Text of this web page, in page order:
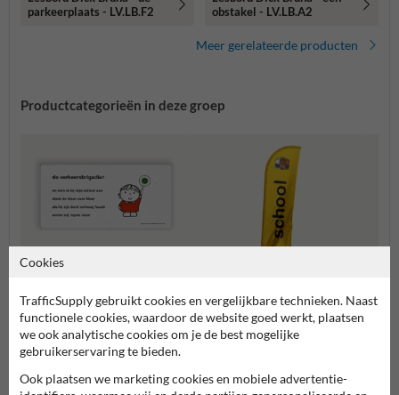
parkeerplaats - LV.LB.F2
obstakel - LV.LB.A2
Meer gerelateerde producten
Productcategorieën in deze groep
Lesborden
Beachflags
Dick Bruna producten
Cookies
TrafficSupply gebruikt cookies en vergelijkbare technieken. Naast
functionele cookies, waardoor de website goed werkt, plaatsen
we ook analytische cookies om je de best mogelijke
gebruikerservaring te bieden.
Ook plaatsen we marketing cookies en mobiele advertentie-